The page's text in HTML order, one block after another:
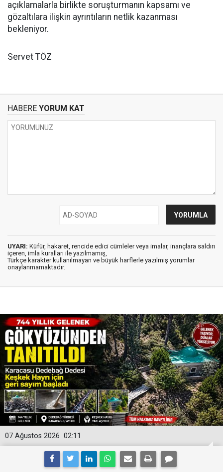
açıklamalarla birlikte soruşturmanın kapsamı ve
gözaltılara ilişkin ayrıntıların netlik kazanması
bekleniyor.
Servet TÖZ
HABERE YORUM KAT
UYARI: Küfür, hakaret, rencide edici cümleler veya imalar, inançlara saldırı
içeren, imla kuralları ile yazılmamış,
Türkçe karakter kullanılmayan ve büyük harflerle yazılmış yorumlar
onaylanmamaktadır.
02:11
07 Ağustos 2026